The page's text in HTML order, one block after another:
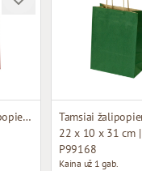
Tamsiai raudoni popieriniai maišeliai su susuktomis rankenomis
22 x 10 x 31 cm |
P99168
Kaina už 1 gab.